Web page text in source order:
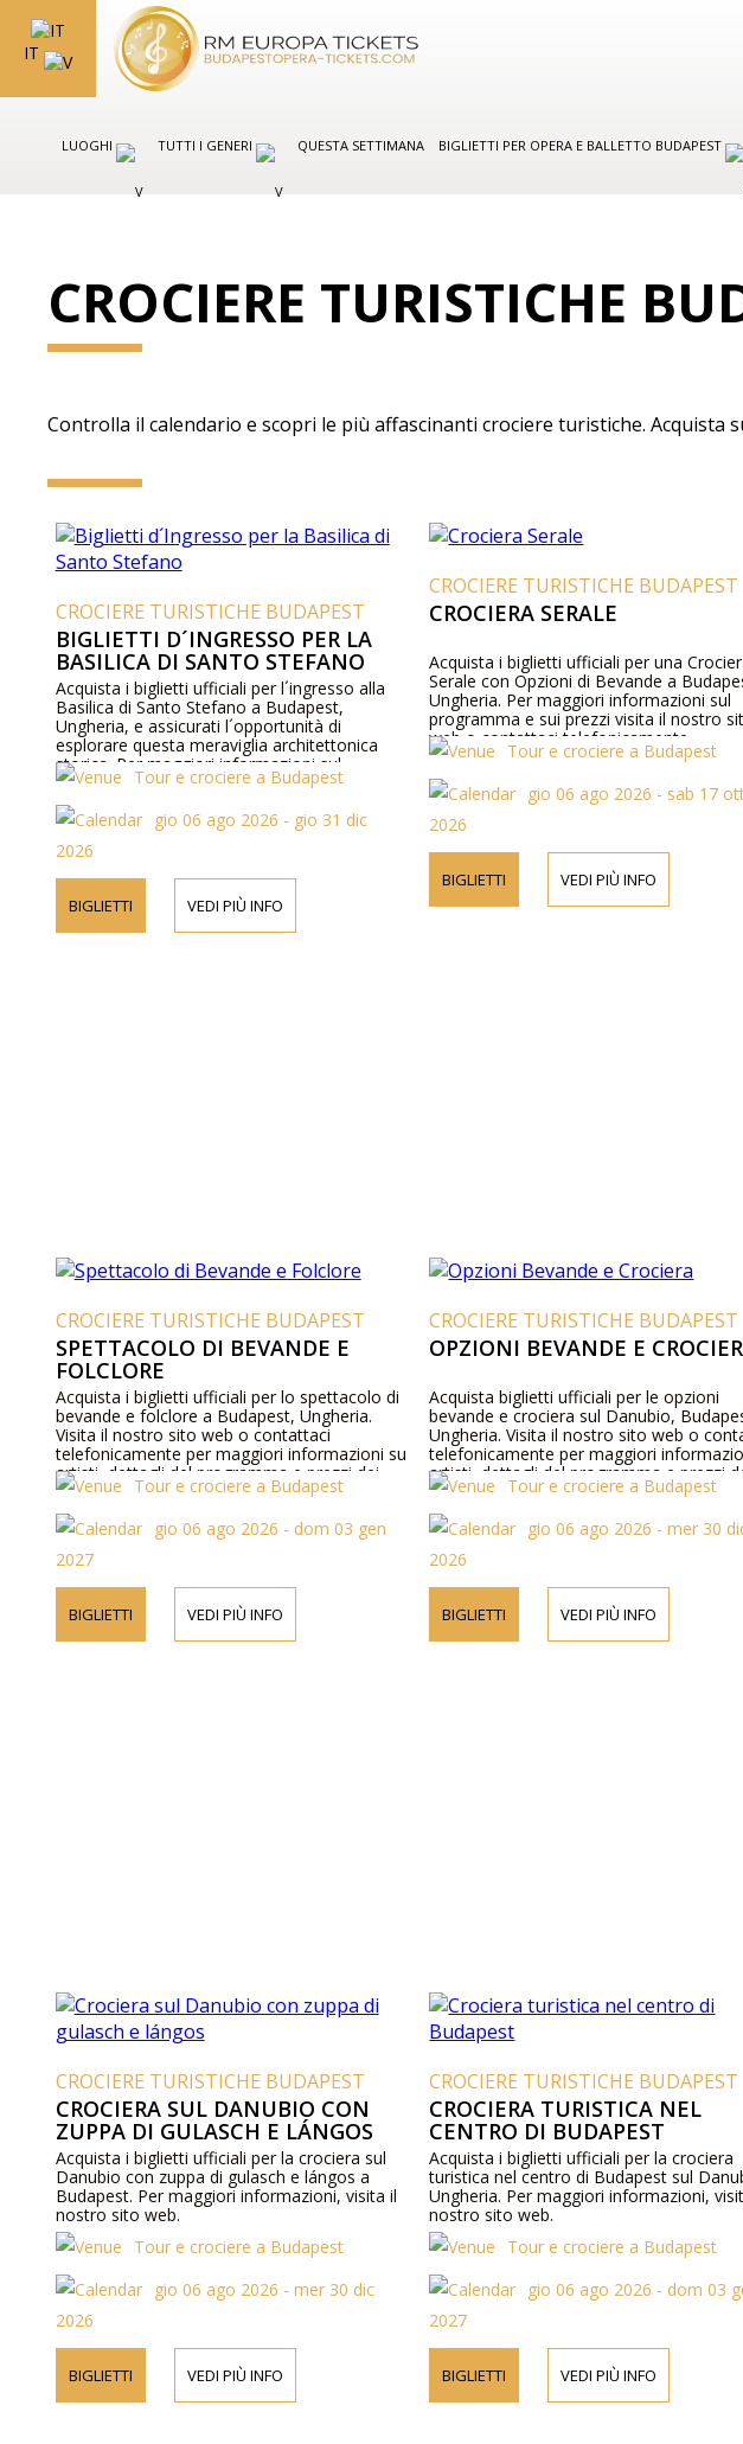
IT
LUOGHI TUTTI I GENERI QUESTA SETTIMANA BIGLIETTI PER OPERA E BALLETTO BUDAPEST
CROCIERE TURISTICHE
Controlla il calendario e scopri le più affascinanti crociere turistiche. Acquista
CROCIERE TURISTICHE BUDAPEST
BIGLIETTI D´INGRESSO PER LA
BASILICA DI SANTO STEFANO
Acquista i biglietti ufficiali per l´ingresso alla
Basilica di Santo Stefano a Budapest,
Ungheria, e assicurati l´opportunità di
esplorare questa meraviglia architettonica
storica. Per maggiori informazioni sul
programma e sui prezzi, visita il nostro sito
web o contattaci telefonicamente.
Tour e crociere a Budapest
gio 06 ago 2026 - gio 31 dic
2026
BIGLIETTI VEDI PIÙ INFO
CROCIERE TURISTICHE BUDAPEST
CROCIERA SERALE
Acquista i biglietti ufficiali per una
Serale con Opzioni di Bevande a
Ungheria. Per maggiori informazioni sul
programma e sui prezzi visita il nostro
web o contattaci telefonicamente.
Tour e crociere a Budapest
gio 06 ago 2026 - sab 17
2026
BIGLIETTI VEDI PIÙ INFO
CROCIERE TURISTICHE BUDAPEST
SPETTACOLO DI BEVANDE E
FOLCLORE
Acquista i biglietti ufficiali per lo spettacolo di
bevande e folclore a Budapest, Ungheria.
Visita il nostro sito web o contattaci
telefonicamente per maggiori informazioni su
artisti, dettagli del programma e prezzi dei
biglietti.
Tour e crociere a Budapest
gio 06 ago 2026 - dom 03 gen
2027
BIGLIETTI VEDI PIÙ INFO
CROCIERE TURISTICHE BUDAPEST
OPZIONI BEVANDE E
Acquista biglietti ufficiali per le opzioni
bevande e crociera sul Danubio,
Ungheria. Visita il nostro sito web o
telefonicamente per maggiori
artisti, dettagli del programma e prezzi
biglietti.
Tour e crociere a Budapest
gio 06 ago 2026 - mer 30
2026
BIGLIETTI VEDI PIÙ INFO
CROCIERE TURISTICHE BUDAPEST
CROCIERA SUL DANUBIO CON
ZUPPA DI GULASCH E LÁNGOS
Acquista i biglietti ufficiali per la crociera sul
Danubio con zuppa di gulasch e lángos a
Budapest. Per maggiori informazioni, visita il
nostro sito web.
Tour e crociere a Budapest
gio 06 ago 2026 - mer 30 dic
2026
BIGLIETTI VEDI PIÙ INFO
CROCIERE TURISTICHE BUDAPEST
CROCIERA TURISTICA NEL
CENTRO DI BUDAPEST
Acquista i biglietti ufficiali per la crociera
turistica nel centro di Budapest sul
Ungheria. Per maggiori informazioni,
nostro sito web.
Tour e crociere a Budapest
gio 06 ago 2026 - dom 03
2027
BIGLIETTI VEDI PIÙ INFO